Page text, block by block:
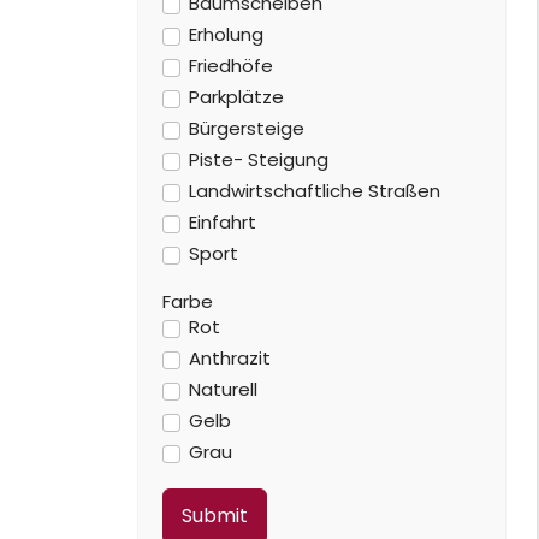
Erholung
Friedhöfe
Parkplätze
Bürgersteige
Piste- Steigung
Landwirtschaftliche Straßen
Einfahrt
Sport
Farbe
Rot
Anthrazit
Naturell
Gelb
Grau